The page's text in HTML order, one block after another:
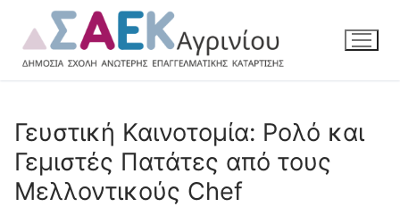
Γευστική Καινοτομία: Ρολό και
Γεμιστές Πατάτες από τους
Μελλοντικούς Chef